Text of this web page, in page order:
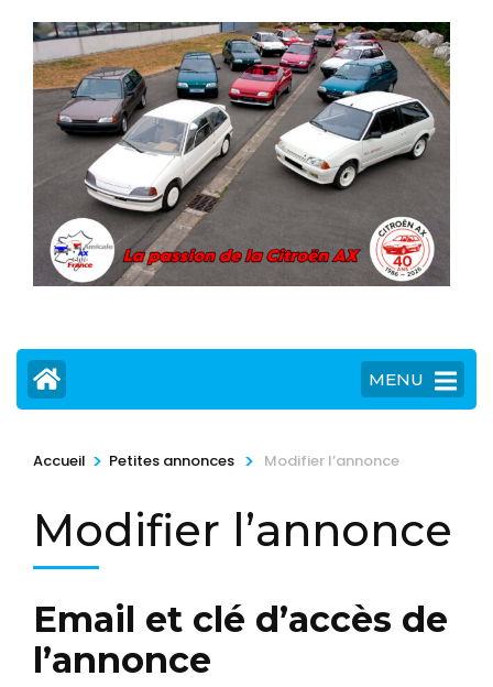
MENU
Accueil > Petites annonces > Modifier l’annonce
Modifier l’annonce
Email et clé d’accès de
l’annonce